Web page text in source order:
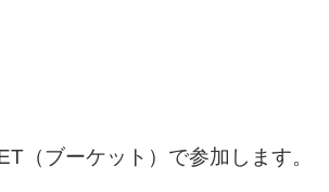
（ブーケット）で参加します。